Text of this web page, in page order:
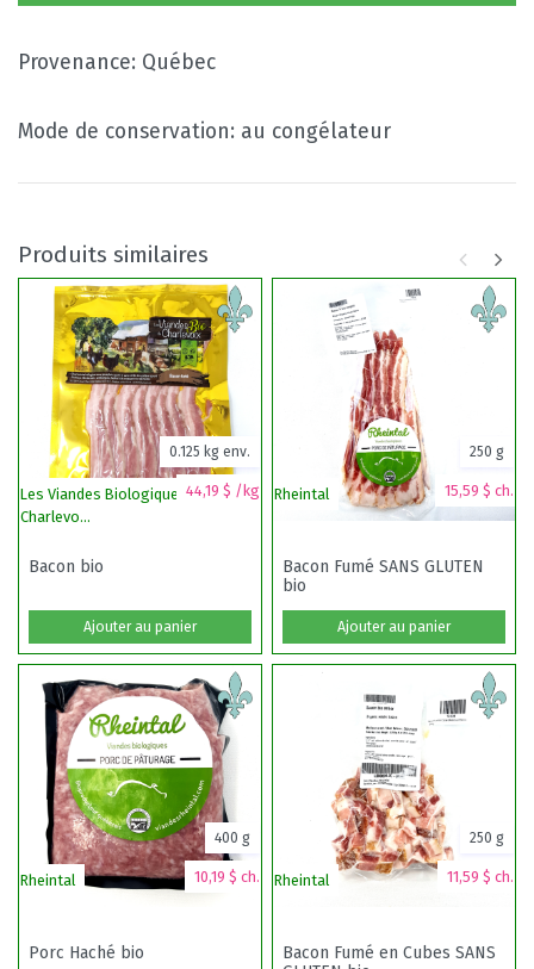
Provenance: Québec
Mode de conservation: au congélateur
Produits similaires
Les Viandes Biologiques de
Charlevo...
44,19 $ /kg
0.125 kg env.
Bacon bio
Ajouter au panier
Rheintal 15,59 $ ch.
250 g
Bacon Fumé SANS GLUTEN
bio
Ajouter au panier
Rheintal 10,19 $ ch.
400 g
Porc Haché bio
Rheintal 11,59 $ ch.
250 g
Bacon Fumé en Cubes SANS